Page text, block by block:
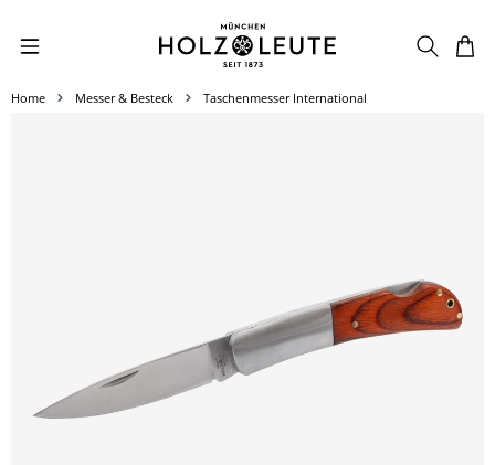
Zum Hauptinhalt springen
Home Messer & Besteck Taschenmesser International